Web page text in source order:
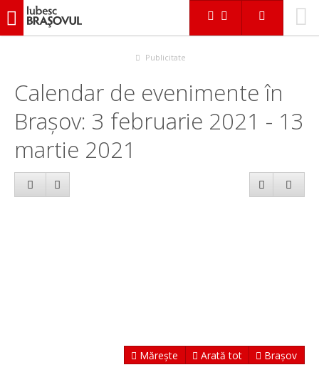
iubescbraşovul.ro
Publicitate
Calendar de evenimente în
Brașov: 3 februarie 2021 - 13
martie 2021
Mărește Arată tot Brașov